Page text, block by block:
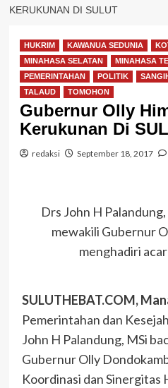
KERUKUNAN DI SULUT
HUKRIM KAWANUA SEDUNIA
MINAHASA SELATAN
MINAHASA
PEMERINTAHAN
POLITIK
TALAUD
TOMOHON
Gubernur Olly
Kerukunan Di
redaksi September 18, 2017
Drs John H
mewakili Gubernur
menghadiri
SULUTHEBAT.COM,
Pemerintahan dan
John H Palandung, MSi
Gubernur Olly
Koordinasi dan Sinergitas